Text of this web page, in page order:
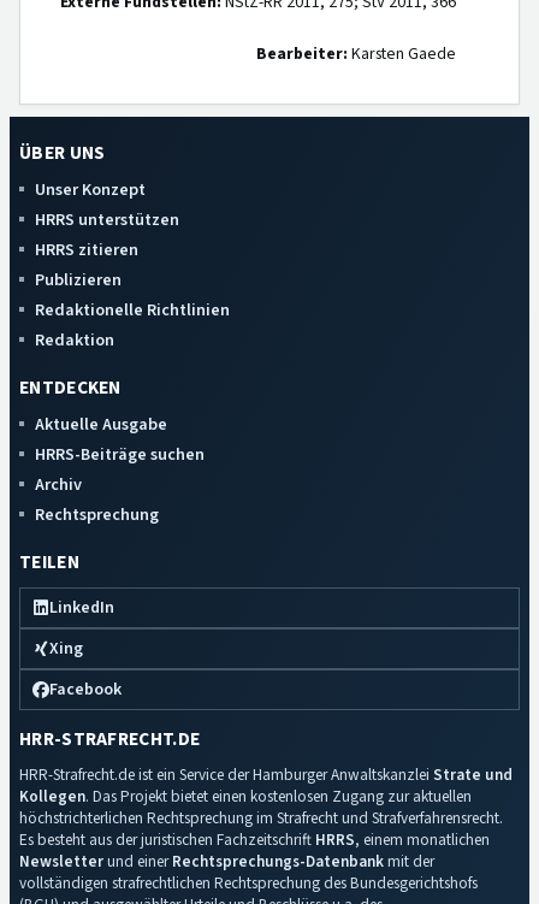
Bearbeiter: Karsten Gaede
ÜBER UNS
Unser Konzept
HRRS unterstützen
HRRS zitieren
Publizieren
Redaktionelle Richtlinien
Redaktion
ENTDECKEN
Aktuelle Ausgabe
HRRS-Beiträge suchen
Archiv
Rechtsprechung
TEILEN
LinkedIn
Xing
Facebook
HRR-STRAFRECHT.DE
HRR-Strafrecht.de ist ein Service der Hamburger Anwaltskanzlei Strate und
Kollegen. Das Projekt bietet einen kostenlosen Zugang zur aktuellen
höchstrichterlichen Rechtsprechung im Strafrecht und Strafverfahrensrecht.
Es besteht aus der juristischen Fachzeitschrift HRRS, einem monatlichen
Newsletterund einerRechtsprechungs-Datenbankmit der
vollständigen strafrechtlichen Rechtsprechung des Bundesgerichtshofs